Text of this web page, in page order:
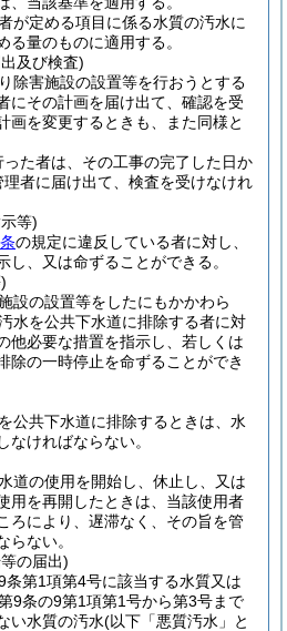
が定める項目に係る水質の汚水に
る量のものに適用する。
及び検査)
除害施設の設置等を行おうとする
にその計画を届け出て、確認を受
画を変更するときも、また同様と
た者は、その工事の完了した日か
者に届け出て、検査を受けなけれ
等)
の規定に違反している者に対し、
し、又は命ずることができる。
設の設置等をしたにもかかわら
水を公共下水道に排除する者に対
他必要な措置を指示し、若しくは
除の一時停止を命ずることができ
公共下水道に排除するときは、水
なければならない。
道の使用を開始し、休止し、又は
用を再開したときは、当該使用者
ろにより、遅滞なく、その旨を管
らない。
の届出)
条第1項第4号に該当する水質又は
9条の9第1項第1号から第3号まで
い水質の汚水(以下「悪質汚水」と